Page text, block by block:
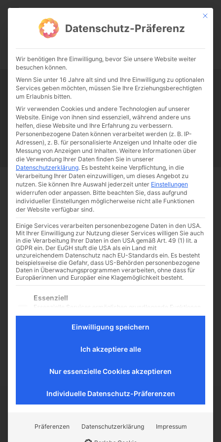
CATHWALK.DE
0:00 -:--
Tag:Robert Bellarmin
Papst Franziskus Ehe Sex Liebe Familie
Katholizismus
Franziskus
50 Jahre Humanae vitae Katholische Kirche
Was 18 Heilige über die
Notwendigkeit der
Marienverehrung sagen
(Via CNA Deutsch) Die Verehrung
Mariens ist jedoch mehr als
"Tortenguss" und süße Verzierung,
wie zum Beispiel im Monat Mai,
weil’s so schön ist, noch...
Start Schlagworte Robert Bellarmin
Mit
Datenschutz-Präferenz
Wir benötigen Ihre Einwilligung, bevor Sie unsere Website weiter
besuchen können.
Wenn Sie unter 16 Jahre alt sind und Ihre Einwilligung zu optionalen
Services geben möchten, müssen Sie Ihre Erziehungsberechtigten
um Erlaubnis bitten.
Wir verwenden Cookies und andere Technologien auf unserer
Website. Einige von ihnen sind essenziell, während andere uns
helfen, diese Website und Ihre Erfahrung zu verbessern.
Personenbezogene Daten können verarbeitet werden (z. B. IP-
Adressen), z. B. für personalisierte Anzeigen und Inhalte oder die
Messung von Anzeigen und Inhalten. Weitere Informationen über
die Verwendung Ihrer Daten finden Sie in unserer
Datenschutzerklärung. Es besteht keine Verpflichtung, in die
Verarbeitung Ihrer Daten einzuwilligen, um dieses Angebot zu
nutzen. Sie können Ihre Auswahl jederzeit unter Einstellungen
widerrufen oder anpassen. Bitte beachten Sie, dass aufgrund
individueller Einstellungen möglicherweise nicht alle Funktionen
der Website verfügbar sind.
Einige Services verarbeiten personenbezogene Daten in den USA.
Mit Ihrer Einwilligung zur Nutzung dieser Services willigen Sie auch
in die Verarbeitung Ihrer Daten in den USA gemäß Art. 49 (1) lit. a
GDPR ein. Der EuGH stuft die USA als ein Land mit
unzureichendem Datenschutz nach EU-Standards ein. Es besteht
beispielsweise die Gefahr, dass US-Behörden personenbezogene
Daten in Überwachungsprogrammen verarbeiten, ohne dass für
Europäerinnen und Europäer eine Klagemöglichkeit besteht.
Es folgt eine Liste der Service-Gruppen, für die eine
Essenziell
Essenzielle Services ermöglichen grundlegende Funktionen
und sind für das ordnungsgemäße Funktionieren der
Website erforderlich.
Statistik-Cookies sammeln Nutzungsdaten, die uns
Aufschluss darüber geben, wie unsere Besucher mit unserer
werden standardmäßig blockiert. Wenn externe Services
akzeptiert werden, ist für den Zugriff auf diese Inhalte keine
Einwilligung speichern
Ich akzeptiere alle
Nur essenzielle Cookies akzeptieren
Individuelle Datenschutz-Präferenzen
Präferenzen Datenschutzerklärung Impressum